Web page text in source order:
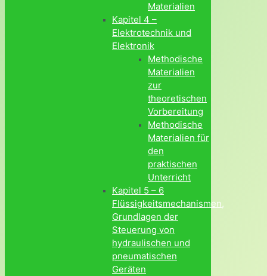
Materialien
Kapitel 4 –
Elektrotechnik und
Elektronik
Methodische
Materialien
zur
theoretischen
Vorbereitung
Methodische
Materialien für
den
praktischen
Unterricht
Kapitel 5 – 6
Flüssigkeitsmechanismen,
Grundlagen der
Steuerung von
hydraulischen und
pneumatischen
Geräten